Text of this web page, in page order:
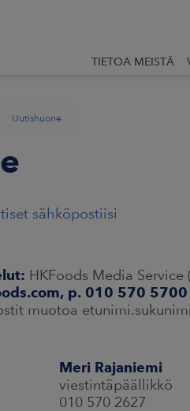
TIETOA MEISTÄ
Uutishuone
sähköpostiisi
HKFoods Media Service
p. 010 570 5700
muotoa
Meri Rajaniemi
viestintäpäällikkö
010 570 2627